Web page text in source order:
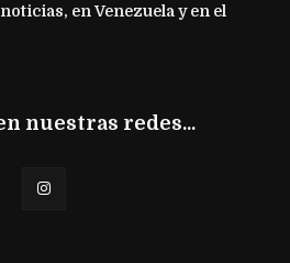
en Venezuela y en el
nuestras redes...